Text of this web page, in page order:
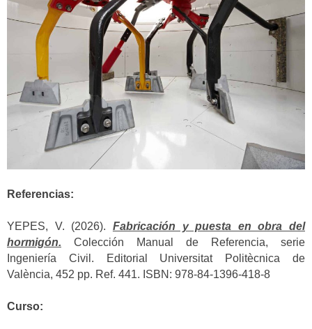
Referencias:
YEPES, V. (2026). Fabricación y puesta en obra del
hormigón. Colección Manual de Referencia, serie
Ingeniería Civil. Editorial Universitat Politècnica de
València, 452 pp. Ref. 441. ISBN: 978-84-1396-418-8
Curso: